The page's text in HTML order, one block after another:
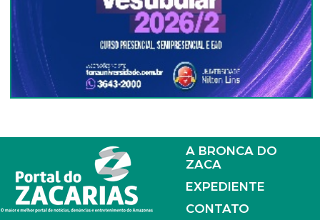
A BRONCA DO
ZACA
EXPEDIENTE
CONTATO